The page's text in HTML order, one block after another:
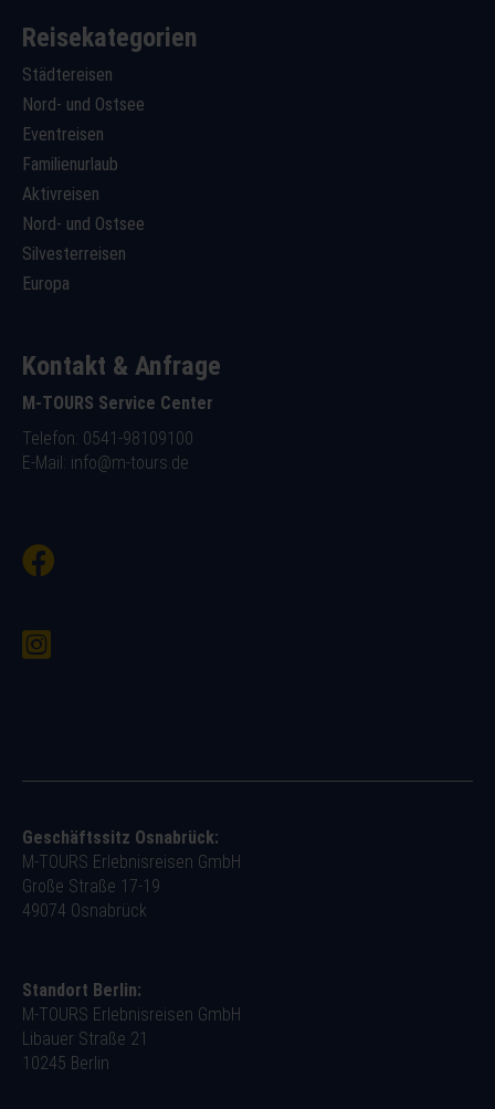
Reisekategorien
Städtereisen
Nord- und Ostsee
Eventreisen
Familienurlaub
Aktivreisen
Nord- und Ostsee
Silvesterreisen
Europa
Kontakt & Anfrage
M-TOURS Service Center
Telefon: 0541-98109100
E-Mail: info@m-tours.de
Geschäftssitz Osnabrück:
M-TOURS Erlebnisreisen GmbH
Große Straße 17-19
49074 Osnabrück
Standort Berlin:
M-TOURS Erlebnisreisen GmbH
Libauer Straße 21
10245 Berlin